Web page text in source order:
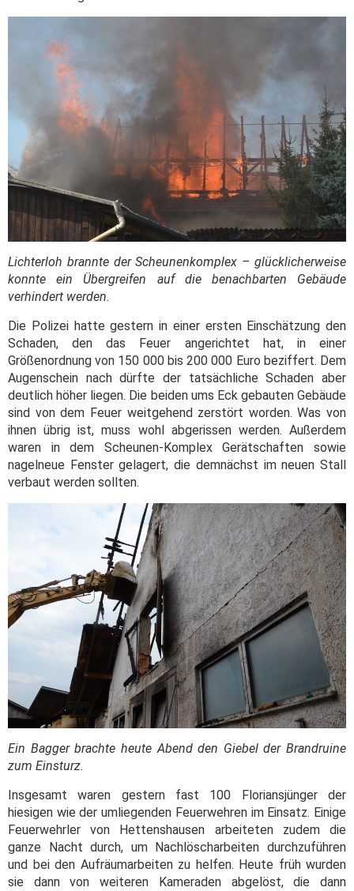
Lichterloh brannte der Scheunenkomplex – glücklicherweise
konnte ein Übergreifen auf die benachbarten Gebäude
verhindert werden.
Die Polizei hatte gestern in einer ersten Einschätzung den
Schaden, den das Feuer angerichtet hat, in einer
Größenordnung von 150 000 bis 200 000 Euro beziffert. Dem
Augenschein nach dürfte der tatsächliche Schaden aber
deutlich höher liegen. Die beiden ums Eck gebauten Gebäude
sind von dem Feuer weitgehend zerstört worden. Was von
ihnen übrig ist, muss wohl abgerissen werden. Außerdem
waren in dem Scheunen-Komplex Gerätschaften sowie
nagelneue Fenster gelagert, die demnächst im neuen Stall
verbaut werden sollten.
Ein Bagger brachte heute Abend den Giebel der Brandruine
zum Einsturz.
Insgesamt waren gestern fast 100 Floriansjünger der
hiesigen wie der umliegenden Feuerwehren im Einsatz. Einige
Feuerwehrler von Hettenshausen arbeiteten zudem die
ganze Nacht durch, um Nachlöscharbeiten durchzuführen
und bei den Aufräumarbeiten zu helfen. Heute früh wurden
sie dann von weiteren Kameraden abgelöst, die dann